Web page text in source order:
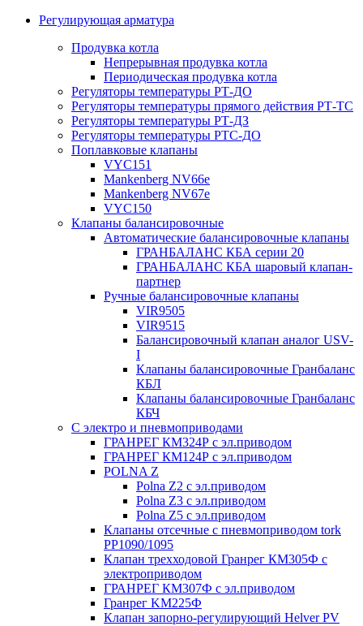
Регулирующая арматура
Продувка котла
Непрерывная продувка котла
Периодическая продувка котла
Регуляторы температуры РТ-ДО
Регуляторы температуры прямого действия РТ-ТС
Регуляторы температуры РТ-ДЗ
Регуляторы температуры РТС-ДО
Поплавковые клапаны
VYC151
Mankenberg NV66e
Mankenberg NV67e
VYC150
Клапаны балансировочные
Автоматические балансировочные клапаны
ГРАНБАЛАНС КБА серии 20
ГРАНБАЛАНС КБА шаровый клапан-
партнер
Ручные балансировочные клапаны
VIR9505
VIR9515
Балансировочный клапан аналог USV-
I
Клапаны балансировочные Гранбаланс
КБЛ
Клапаны балансировочные Гранбаланс
КБЧ
С электро и пневмоприводами
ГРАНРЕГ КМ324Р с эл.приводом
ГРАНРЕГ КМ124Р с эл.приводом
POLNA Z
Polna Z2 с эл.приводом
Polna Z3 с эл.приводом
Polna Z5 с эл.приводом
Клапаны отсечные с пневмоприводом tork
PP1090/1095
Клапан трехходовой Гранрег КМ305Ф с
электроприводом
ГРАНРЕГ КМ307Ф с эл.приводом
Гранрег KM225Ф
Клапан запорно-регулирующий Helver PV